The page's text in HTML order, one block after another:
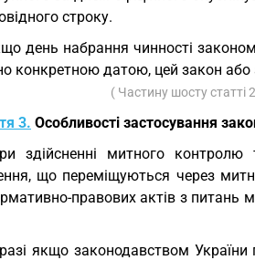
строку.
день набрання чинності
конкретною датою, цей закон
( Частину шосту статті
3. Особливості застосування
здійсненні митного контролю
що переміщуються через
правових актів з питань
якщо законодавством